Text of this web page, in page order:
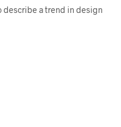
describe a trend in design